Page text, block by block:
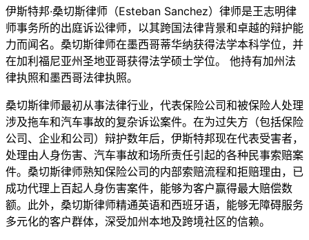
伊斯特邦·桑切斯律师（Esteban Sanchez）律师是王志明律
师事务所的出庭诉讼律师，以其跨国法律背景和卓越的辩护能
力而闻名。桑切斯律师在墨西哥蒂华纳获得法学本科学位，并
在加利福尼亚州圣地亚哥获得法学硕士学位。 他持有加州法
律执照和墨西哥法律执照。
桑切斯律师最初从事法律行业，代表保险公司和被保险人处理
涉及拖车和汽车事故的复杂诉讼案件。在为过失方（包括保险
公司、企业和公司）辩护数年后，伊斯特邦现在代表受害者，
处理由人身伤害、汽车事故和场所责任引起的各种民事索赔案
件。桑切斯律师熟知保险公司的内部索赔流程和拒赔理由，已
成功代理上百起人身伤害案件，能够为客户赢得最大赔偿数
额。此外，桑切斯律师精通英语和西班牙语，能够无障碍服务
多元化的客户群体，深受加州本地及跨境社区的信赖。